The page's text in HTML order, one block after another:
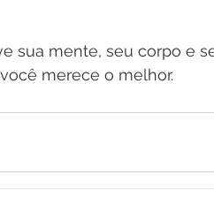
sua mente, seu corpo e
merece o melhor.